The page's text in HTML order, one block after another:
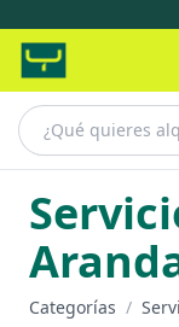
Categorías /